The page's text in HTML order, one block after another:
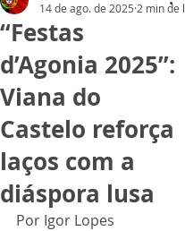
“Festas
d’Agonia 2025”:
Viana do
Castelo reforça
laços com a
diáspora lusa
14 de ago. de 2025 2 min de
Por Igor Lopes